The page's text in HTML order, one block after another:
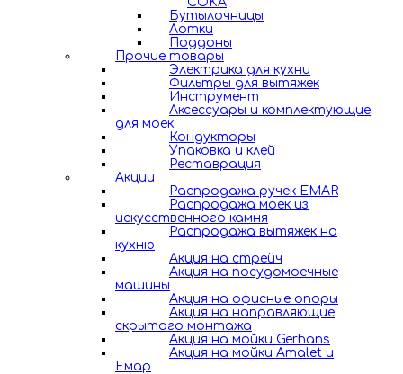
Бутылочницы
Лотки
Поддоны
Прочие товары
Электрика для кухни
Фильтры для вытяжек
Инструмент
Аксессуары и комплектующие
для моек
Кондукторы
Упаковка и клей
Реставрация
Акции
Распродажа ручек EMAR
Распродажа моек из
искусственного камня
Распродажа вытяжек на
кухню
Акция на стрейч
Акция на посудомоечные
машины
Акция на офисные опоры
Акция на направляющие
скрытого монтажа
Акция на мойки Gerhans
Акция на мойки Amalet и
Емар